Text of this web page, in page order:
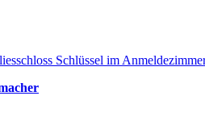
Schlüssel im